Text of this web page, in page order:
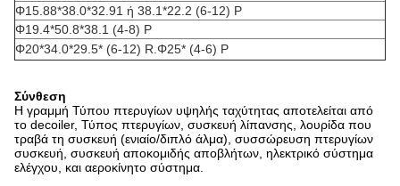
Φ15.88*38.0*32.91 ή 38.1*22.2 (6-12) Ρ
Φ19.4*50.8*38.1 (4-8) Ρ
Φ20*34.0*29.5* (6-12) R.Φ25* (4-6) Ρ
Σύνθεση
Η γραμμή Τύπου πτερυγίων υψηλής ταχύτητας αποτελείται από
το decoiler, Τύπος πτερυγίων, συσκευή λίπανσης, λουρίδα που
τραβά τη συσκευή (ενιαίο/διπλό άλμα), συσσώρευση πτερυγίων
συσκευή, συσκευή αποκομιδής αποβλήτων, ηλεκτρικό σύστημα
ελέγχου, και αεροκίνητο σύστημα.